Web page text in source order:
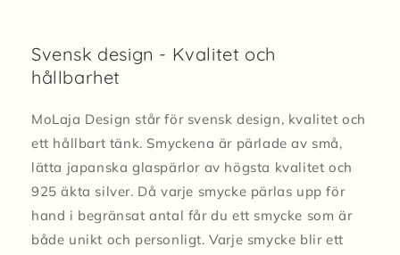
Svensk design - Kvalitet och
hållbarhet
MoLaja Design står för svensk design, kvalitet och
ett hållbart tänk. Smyckena är pärlade av små,
lätta japanska glaspärlor av högsta kvalitet och
925 äkta silver. Då varje smycke pärlas upp för
hand i begränsat antal får du ett smycke som är
både unikt och personligt. Varje smycke blir ett